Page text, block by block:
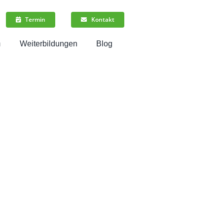
Termin Kontakt
Weiterbildungen Blog